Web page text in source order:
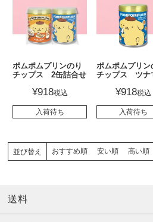
ポムポムプリンのり
チップス 2缶詰合せ
¥918税込
入荷待ち
ポムポムプリン
チップス ツナ
¥918税込
入荷待ち
並び替え おすすめ順 安い順 高い順
送料